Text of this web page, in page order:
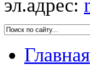
эл.адрес:
Главная